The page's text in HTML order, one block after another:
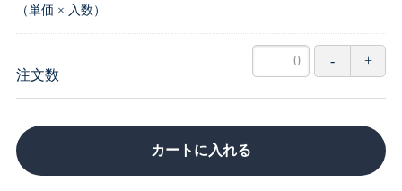
（単価 × 入数）
注文数
カートに入れる